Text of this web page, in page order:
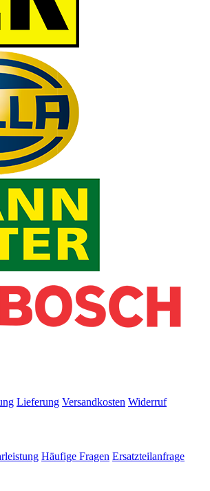
Lieferung Versandkosten Widerruf
Häufige Fragen Ersatzteilanfrage